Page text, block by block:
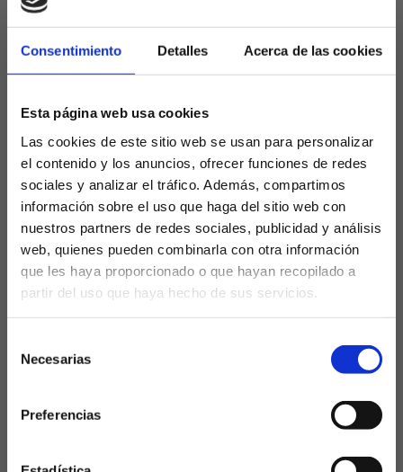
Consentimiento Detalles Acerca de las cookies
Esta página web usa cookies
Las cookies de este sitio web se usan para personalizar
el contenido y los anuncios, ofrecer funciones de redes
sociales y analizar el tráfico. Además, compartimos
información sobre el uso que haga del sitio web con
nuestros partners de redes sociales, publicidad y análisis
web, quienes pueden combinarla con otra información
que les haya proporcionado o que hayan recopilado a
partir del uso que haya hecho de sus servicios.
Necesarias
Preferencias
¿Eres mayor de edad?
SÍ, SOY MAYOR DE 18 AÑOS
Laquiniela.es es un sitio cuyo contenido está dirigido, única y
incorpora un filtro de edad al que se debe responder con
Koundé alcanza su mejor
Jules Koundé se ha destapado como uno de
los jugadores más en forma del FC Barcelona
en esta segunda mitad del curso. El central
francés, al que se le echaba...